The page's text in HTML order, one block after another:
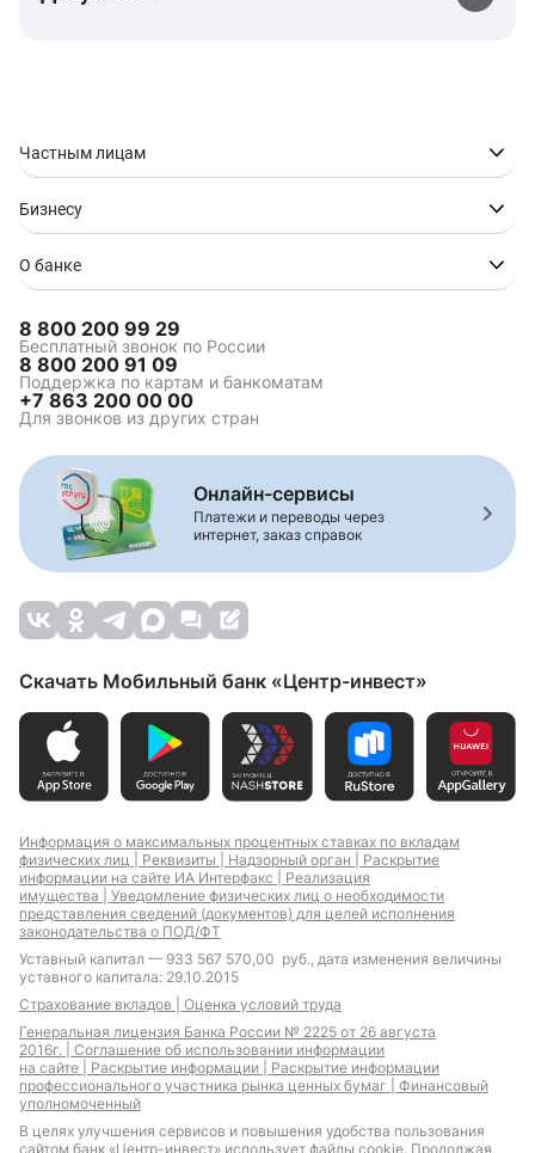
Частным лицам
Бизнесу
О банке
8 800 200 99 29
Бесплатный звонок по России
8 800 200 91 09
Поддержка по картам и банкоматам
+7 863 200 00 00
Для звонков из других стран
Онлайн-сервисы
Платежи и переводы через
интернет, заказ справок
Скачать Мобильный банк «Центр-инвест»
Информация о максимальных процентных ставках по вкладам
физических лиц | Реквизиты | Надзорный орган | Раскрытие
информации на сайте ИА Интерфакс | Реализация
имущества | Уведомление физических лиц о необходимости
представления сведений (документов) для целей исполнения
законодательства о ПОД/ФТ
Уставный капитал — 933 567 570,00 руб., дата изменения величины
уставного капитала: 29.10.2015
Страхование вкладов | Оценка условий труда
Генеральная лицензия Банка России № 2225 от 26 августа
2016г. | Соглашение об использовании информации
на сайте | Раскрытие информации | Раскрытие информации
профессионального участника рынка ценных бумаг | Финансовый
уполномоченный
В целях улучшения сервисов и повышения удобства пользования
сайтом банк «Центр-инвест» использует файлы cookie. Продолжая